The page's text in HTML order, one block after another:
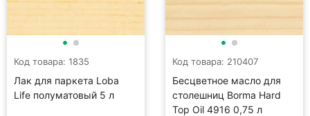
Код товара: 1835
Лак для паркета Loba
Life полуматовый 5 л
Код товара: 210407
Бесцветное масло для
столешниц Borma Hard
Top Oil 4916 0,75 л